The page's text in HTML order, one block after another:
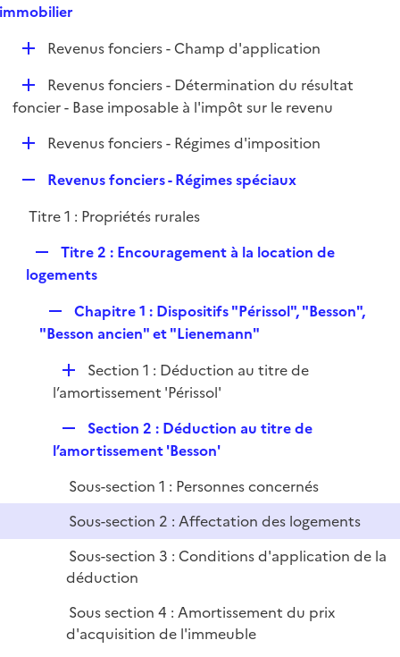
e
l
i
e
r
immobilier
D
l
Revenus fonciers - Champ d'application
D
é
r
Revenus fonciers - Détermination du résultat
foncier - Base imposable à l'impôt sur le revenu
D
l
i
e
r
Revenus fonciers - Régimes d'imposition
p
e
Revenus fonciers - Régimes spéciaux
Titre 1 : Propriétés rurales
e
l
i
Titre 2 : Encouragement à la location de
logements
e
l
i
Chapitre 1 : Dispositifs "Périssol", "Besson",
"Besson ancien" et "Lienemann"
D
é
i
r
Section 1 : Déduction au titre de
l’amortissement 'Périssol'
e
l
e
r
Section 2 : Déduction au titre de
l’amortissement 'Besson'
Sous-section 1 : Personnes concernés
Sous-section 2 : Affectation des logements
Sous-section 3 : Conditions d'application de la
déduction
Sous section 4 : Amortissement du prix
d'acquisition de l'immeuble